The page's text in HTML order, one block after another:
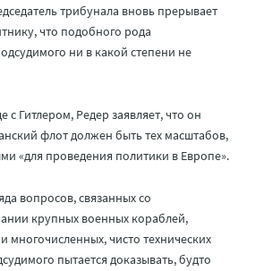
трибунала вновь прерывает
что подобного рода
ни в какой степени не
с Гитлером, Редер заявляет, что он
флот должен быть тех масштабов,
«для проведения политики в Европе».
вопросов, связанных со
крупных военных кораблей,
многочисленных, чисто технических
пытается доказывать, будто